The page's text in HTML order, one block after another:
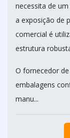
necessita de
a exposição de
comercial é
estrutura
O fornecedor
embalagens
manu...